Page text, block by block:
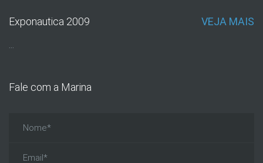
Exponautica 2009 VEJA MAIS
Fale com a Marina